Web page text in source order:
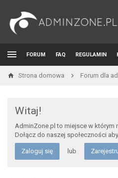
FORUM FAQ REGULAMIN
Strona domowa
Witaj!
AdminZone.pl to miejsce w którym
Dołącz do naszej społeczności
Zaloguj się lub